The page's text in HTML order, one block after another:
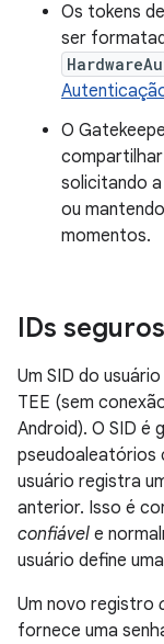
Os tokens
ser
O
compartilhar
solicitando a
ou
momentos.
IDs
Um SID do
TEE (sem
Android). O SID é
pseudoaleatórios
usuário registra
anterior. Isso é
confiável e
usuário define
Um novo registro
fornece uma